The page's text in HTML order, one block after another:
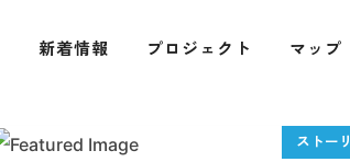
新着情報 プロジェクト マップ